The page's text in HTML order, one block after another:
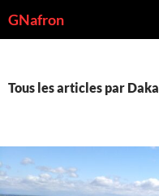
auGNafron
Tous les articles par